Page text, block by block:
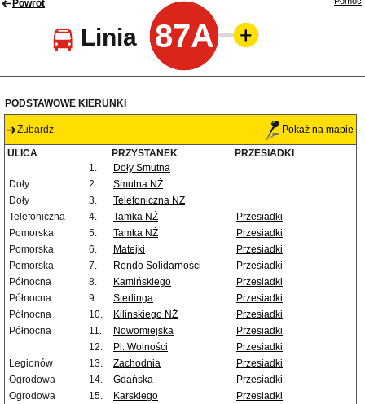
Powrót
Linia 87A
PODSTAWOWE KIERUNKI
Żubardź Pokaż na mapie
ULICA PRZYSTANEK
PRZESIADKI
1.
Doły Smutna
Doły
2.
Smutna NŻ
Doły
3.
Telefoniczna NŻ
Telefoniczna
4. Tamka NŻ
Przesiadki
Pomorska
5. Tamka NŻ
Przesiadki
Pomorska
6. Matejki
Przesiadki
Pomorska
7. Rondo Solidarności
Przesiadki
Północna
8. Kamińskiego
Przesiadki
Północna
9. Sterlinga
Przesiadki
Północna
10. Kilińskiego NŻ
Przesiadki
Północna
11. Nowomiejska
Przesiadki
12.
Pl. Wolności
Przesiadki
Legionów
13. Zachodnia
Przesiadki
Ogrodowa
14. Gdańska
Przesiadki
Ogrodowa
15. Karskiego
Przesiadki